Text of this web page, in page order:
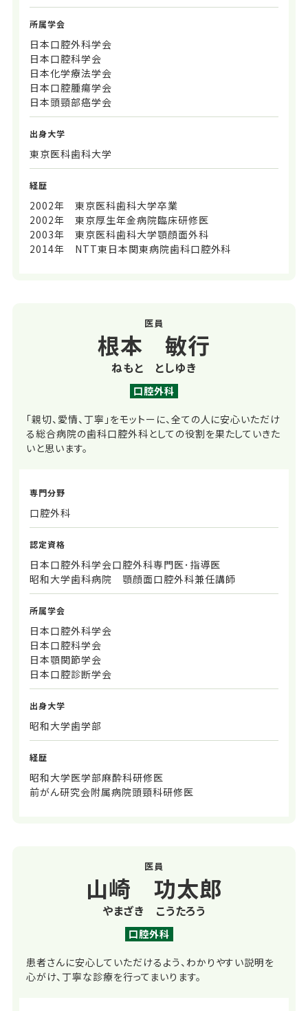
所属学会
日本口腔外科学会
日本口腔科学会
日本化学療法学会
日本口腔腫瘍学会
日本頭頸部癌学会
出身大学
東京医科歯科大学
経歴
2002年 東京医科歯科大学卒業
2002年 東京厚生年金病院臨床研修医
2003年 東京医科歯科大学顎顔面外科
2014年 NTT東日本関東病院歯科口腔外科
医員
根本 敏行
ねもと としゆき
口腔外科
「親切、愛情、丁寧」をモットーに、全ての人に安心いただけ
る総合病院の歯科口腔外科としての役割を果たしていきた
いと思います。
専門分野
口腔外科
認定資格
日本口腔外科学会口腔外科専門医･指導医
昭和大学歯科病院 顎顔面口腔外科兼任講師
所属学会
日本口腔外科学会
日本口腔科学会
日本顎関節学会
日本口腔診断学会
出身大学
昭和大学歯学部
経歴
昭和大学医学部麻酔科研修医
前がん研究会附属病院頭頸科研修医
医員
山崎 功太郎
やまざき こうたろう
口腔外科
患者さんに安心していただけるよう、わかりやすい説明を
心がけ、丁寧な診療を行ってまいります。